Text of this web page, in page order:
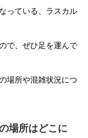
っている、ラスカル
で、ぜひ足を運んで
場所や混雑状況につ
場所はどこに